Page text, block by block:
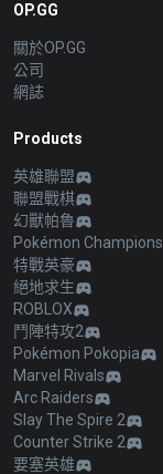
OP.GG
關於OP.GG
公司
網誌
Products
英雄聯盟
聯盟戰棋
幻獸帕魯
Pokémon Champions
特戰英豪
絕地求生
ROBLOX
鬥陣特攻2
Pokémon Pokopia
Marvel Rivals
Arc Raiders
Slay The Spire 2
Counter Strike 2
要塞英雄